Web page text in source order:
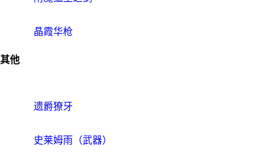
晶霞华枪
其他
遗爵獠牙
史莱姆雨（武器）